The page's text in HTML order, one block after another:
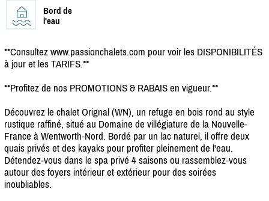
Bord de
l'eau
**Consultez www.passionchalets.com pour voir les DISPONIBILITÉS
à jour et les TARIFS.**
**Profitez de nos PROMOTIONS & RABAIS en vigueur.**
Découvrez le chalet Orignal (WN), un refuge en bois rond au style
rustique raffiné, situé au Domaine de villégiature de la Nouvelle-
France à Wentworth-Nord. Bordé par un lac naturel, il offre deux
quais privés et des kayaks pour profiter pleinement de l'eau.
Détendez-vous dans le spa privé 4 saisons ou rassemblez-vous
autour des foyers intérieur et extérieur pour des soirées
inoubliables.